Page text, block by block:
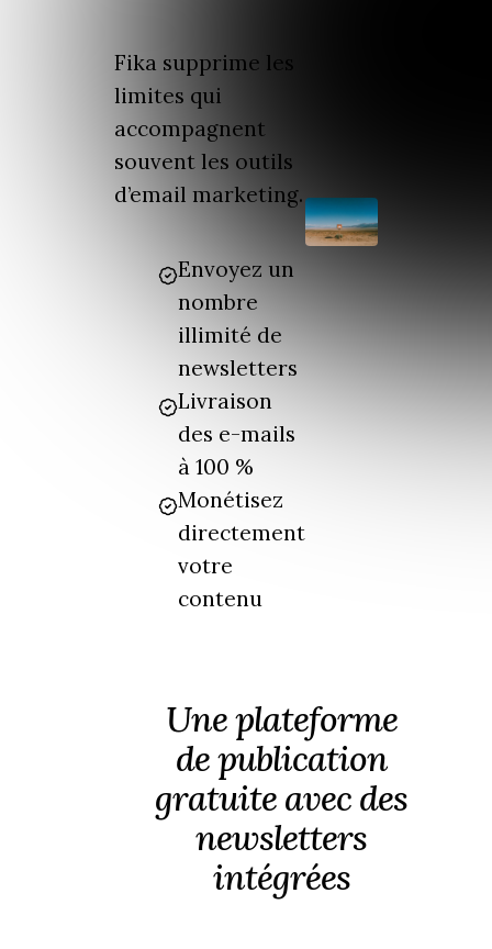
Fika supprime les
limites qui
accompagnent
souvent les outils
d’email marketing.
Envoyez un
nombre
illimité de
newsletters
Livraison
des e-mails
à 100 %
Monétisez
directement
votre
contenu
Une plateforme
de publication
gratuite avec des
newsletters
intégrées